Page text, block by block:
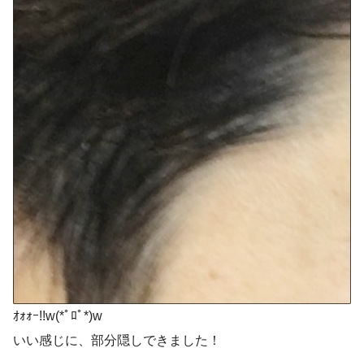
ｵｫｫｰ!!w(*ﾟﾛﾟ*)w
いい感じに、部分隠しできました！